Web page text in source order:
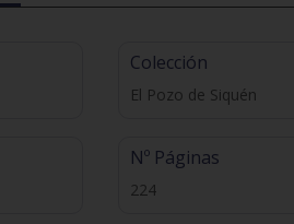
Colección
El Pozo de Siquén
Nº Páginas
224